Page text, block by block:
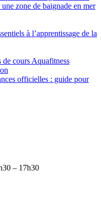
zone de baignade en mer
à l’apprentissage de la
cours Aquafitness
officielles : guide pour
– 17h30